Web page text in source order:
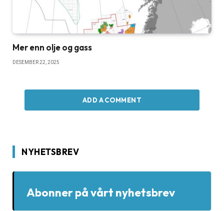
Mer enn olje og gass
DESEMBER 22, 2025
ADD A COMMENT
NYHETSBREV
Abonner på vårt nyhetsbrev